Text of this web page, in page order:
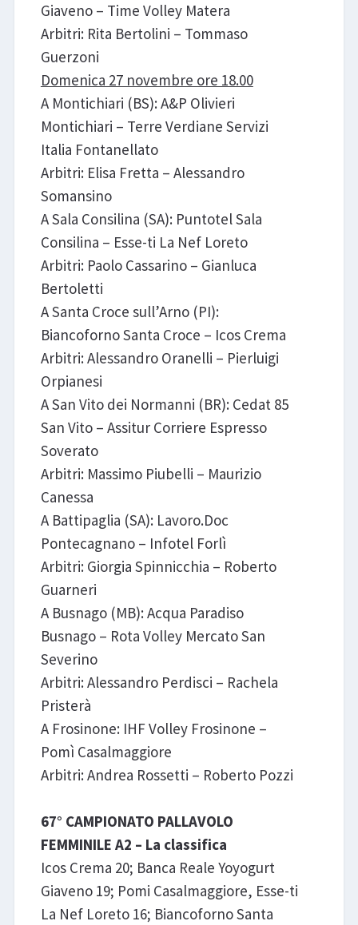
Giaveno – Time Volley Matera
Arbitri: Rita Bertolini – Tommaso
Guerzoni
Domenica 27 novembre ore 18.00
A Montichiari (BS): A&P Olivieri
Montichiari – Terre Verdiane Servizi
Italia Fontanellato
Arbitri: Elisa Fretta – Alessandro
Somansino
A Sala Consilina (SA): Puntotel Sala
Consilina – Esse-ti La Nef Loreto
Arbitri: Paolo Cassarino – Gianluca
Bertoletti
A Santa Croce sull’Arno (PI):
Biancoforno Santa Croce – Icos Crema
Arbitri: Alessandro Oranelli – Pierluigi
Orpianesi
A San Vito dei Normanni (BR): Cedat 85
San Vito – Assitur Corriere Espresso
Soverato
Arbitri: Massimo Piubelli – Maurizio
Canessa
A Battipaglia (SA): Lavoro.Doc
Pontecagnano – Infotel Forlì
Arbitri: Giorgia Spinnicchia – Roberto
Guarneri
A Busnago (MB): Acqua Paradiso
Busnago – Rota Volley Mercato San
Severino
Arbitri: Alessandro Perdisci – Rachela
Pristerà
A Frosinone: IHF Volley Frosinone –
Pomì Casalmaggiore
Arbitri: Andrea Rossetti – Roberto Pozzi
67° CAMPIONATO PALLAVOLO
FEMMINILE A2 – La classifica
Icos Crema 20; Banca Reale Yoyogurt
Giaveno 19; Pomi Casalmaggiore, Esse-ti
La Nef Loreto 16; Biancoforno Santa